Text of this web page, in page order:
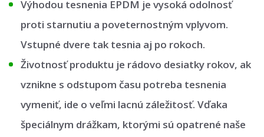
Výhodou tesnenia EPDM je vysoká odolnosť
proti starnutiu a poveternostným vplyvom.
Vstupné dvere tak tesnia aj po rokoch.
Životnosť produktu je rádovo desiatky rokov, ak
vznikne s odstupom času potreba tesnenia
vymeniť, ide o veľmi lacnú záležitosť. Vďaka
špeciálnym drážkam, ktorými sú opatrené naše